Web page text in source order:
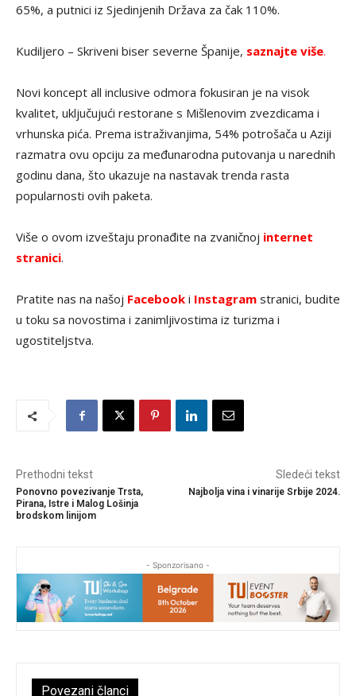
65%, a putnici iz Sjedinjenih Država za čak 110%.
Kudiljero – Skriveni biser severne Španije, saznajte više.
Novi koncept all inclusive odmora fokusiran je na visok
kvalitet, uključujući restorane s Mišlenovim zvezdicama i
vrhunska pića. Prema istraživanjima, 54% potrošača u Aziji
razmatra ovu opciju za međunarodna putovanja u narednih
godinu dana, što ukazuje na nastavak trenda rasta
popularnosti ovih paketa.
Više o ovom izveštaju pronađite na zvaničnoj internet
stranici.
Pratite nas na našoj Facebook i Instagram stranici, budite
u toku sa novostima i zanimljivostima iz turizma i
ugostiteljstva.
Prethodni tekst
Ponovno povezivanje Trsta,
Pirana, Istre i Malog Lošinja
brodskom linijom
Sledeći tekst
Najbolja vina i vinarije Srbije 2024.
- Sponzorisano -
Povezani članci